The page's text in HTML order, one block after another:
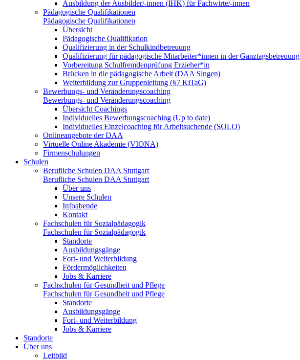
Ausbildung der Ausbilder/-innen (IHK) für Fachwirte/-innen
Pädagogische Qualifikationen
Pädagogische Qualifikationen
Übersicht
Pädagogische Qualifikation
Qualifizierung in der Schulkindbetreuung
Qualifizierung für pädagogische Mitarbeiter*innen in der Ganztagsbetreuung
Vorbereitung Schulfremdenprüfung Erzieher*in
Brücken in die pädagogische Arbeit (DAA Singen)
Weiterbildung zur Gruppenleitung (§7 KiTaG)
Bewerbungs- und Veränderungscoaching
Bewerbungs- und Veränderungscoaching
Übersicht Coachings
Individuelles Bewerbungscoaching (Up to date)
Individuelles Einzelcoaching für Arbeitsuchende (SOLO)
Onlineangebote der DAA
Virtuelle Online Akademie (VIONA)
Firmenschulungen
Schulen
Berufliche Schulen DAA Stuttgart
Berufliche Schulen DAA Stuttgart
Über uns
Unsere Schulen
Infoabende
Kontakt
Fachschulen für Sozialpädagogik
Fachschulen für Sozialpädagogik
Standorte
Ausbildungsgänge
Fort- und Weiterbildung
Fördermöglichkeiten
Jobs & Karriere
Fachschulen für Gesundheit und Pflege
Fachschulen für Gesundheit und Pflege
Standorte
Ausbildungsgänge
Fort- und Weiterbildung
Jobs & Karriere
Standorte
Über uns
Leitbild